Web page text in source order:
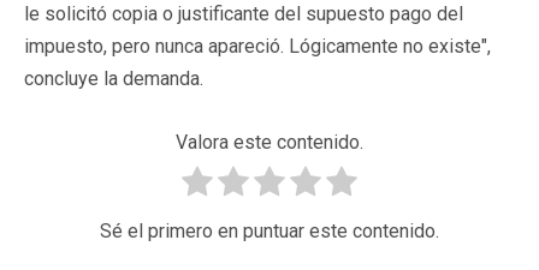
le solicitó copia o justificante del supuesto pago del
impuesto, pero nunca apareció. Lógicamente no existe",
concluye la demanda.
Valora este contenido.
Sé el primero en puntuar este contenido.